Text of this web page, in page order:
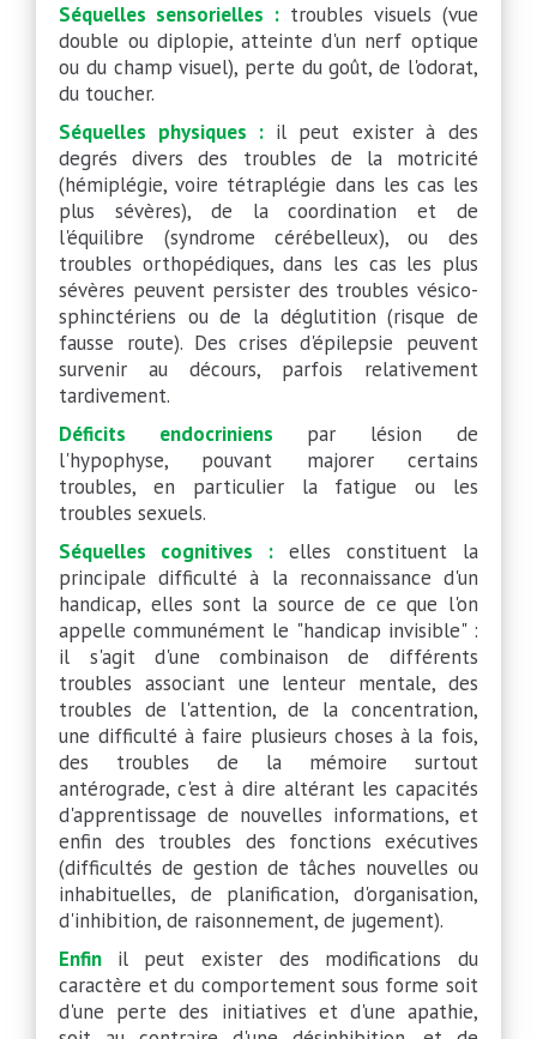
Séquelles sensorielles : troubles visuels (vue
double ou diplopie, atteinte d'un nerf optique
ou du champ visuel), perte du goût, de l'odorat,
du toucher.
Séquelles physiques : il peut exister à des
degrés divers des troubles de la motricité
(hémiplégie, voire tétraplégie dans les cas les
plus sévères), de la coordination et de
l'équilibre (syndrome cérébelleux), ou des
troubles orthopédiques, dans les cas les plus
sévères peuvent persister des troubles vésico-
sphinctériens ou de la déglutition (risque de
fausse route). Des crises d'épilepsie peuvent
survenir au décours, parfois relativement
tardivement.
Déficits endocriniens par lésion de
l'hypophyse, pouvant majorer certains
troubles, en particulier la fatigue ou les
troubles sexuels.
Séquelles cognitives : elles constituent la
principale difficulté à la reconnaissance d'un
handicap, elles sont la source de ce que l'on
appelle communément le "handicap invisible" :
il s'agit d'une combinaison de différents
troubles associant une lenteur mentale, des
troubles de l'attention, de la concentration,
une difficulté à faire plusieurs choses à la fois,
des troubles de la mémoire surtout
antérograde, c'est à dire altérant les capacités
d'apprentissage de nouvelles informations, et
enfin des troubles des fonctions exécutives
(difficultés de gestion de tâches nouvelles ou
inhabituelles, de planification, d'organisation,
d'inhibition, de raisonnement, de jugement).
Enfin il peut exister des modifications du
caractère et du comportement sous forme soit
d'une perte des initiatives et d'une apathie,